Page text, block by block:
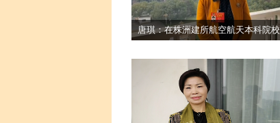
唐琪：在株洲建所航空航天本科院校